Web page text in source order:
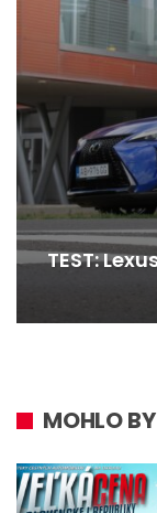
TEST:
MOHLO